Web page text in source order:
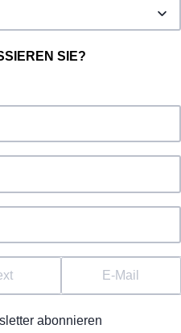
SIE?
E-Mail
abonnieren